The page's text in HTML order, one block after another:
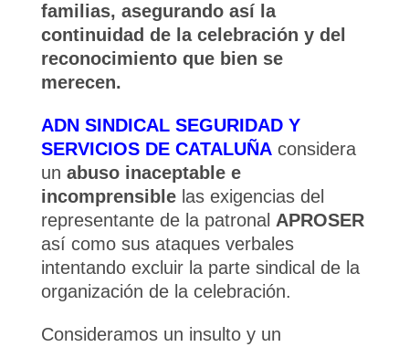
familias, asegurando así la
continuidad de la celebración y del
reconocimiento que bien se
merecen.
ADN SINDICAL SEGURIDAD Y
SERVICIOS DE CATALUÑAconsidera
un abuso inaceptable e
incomprensiblelas exigencias del
representante de la patronal APROSER
así como sus ataques verbales
intentando excluir la parte sindical de la
organización de la celebración.
Consideramos un insulto y un